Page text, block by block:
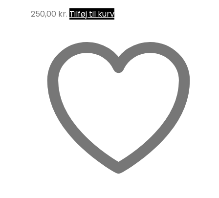
250,00 kr. Tilføj til kurv